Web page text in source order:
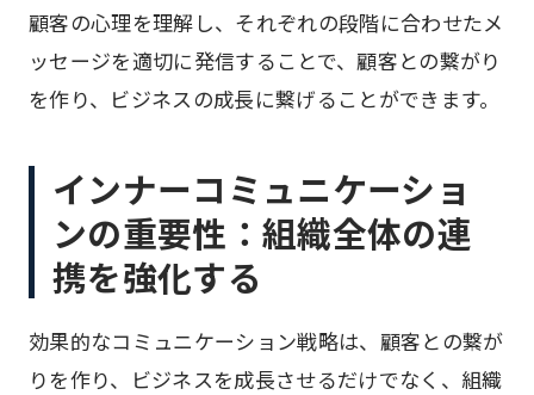
顧客の心理を理解し、それぞれの段階に合わせたメ
ッセージを適切に発信することで、顧客との繋がり
を作り、ビジネスの成長に繋げることができます。
インナーコミュニケーショ
ンの重要性：組織全体の連
携を強化する
効果的なコミュニケーション戦略は、顧客との繋が
りを作り、ビジネスを成長させるだけでなく、組織